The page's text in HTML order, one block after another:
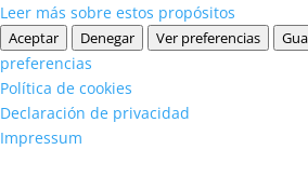
Leer más sobre estos propósitos
Aceptar Denegar Ver preferencias
preferencias
Política de cookies
Declaración de privacidad
Impressum